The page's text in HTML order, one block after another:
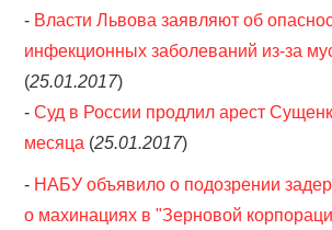
- Власти Львова заявляют об
инфекционных заболеваний из-за
(25.01.2017)
-Суд в России продлил арест
месяца (25.01.2017)
- НАБУ объявило о подозрении
о махинациях в "Зерновой